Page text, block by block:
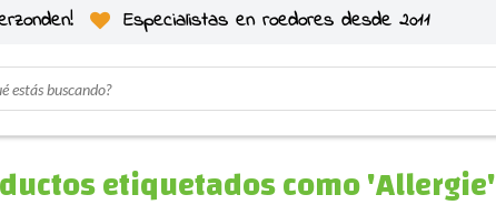
Especialistas en roedores desde 2011
etiquetados como 'Allergie'